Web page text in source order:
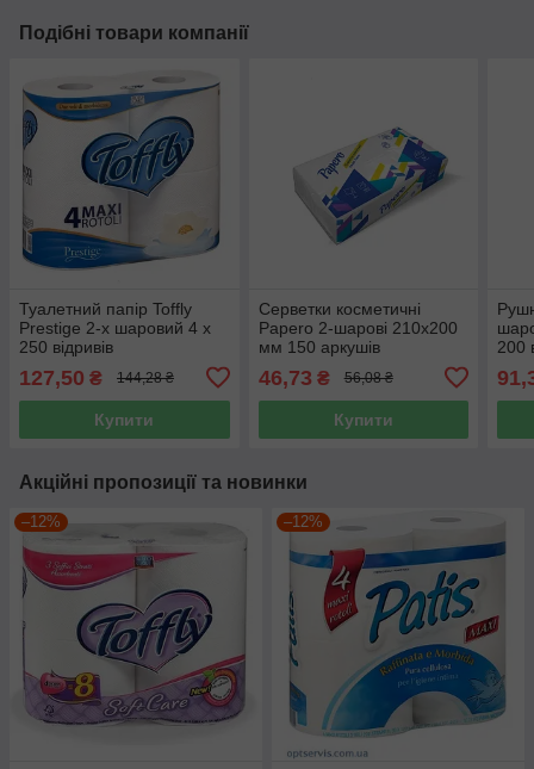
Подібні товари компанії
Туалетний папір Toffly
Prestige 2-х шаровий 4 х
250 відривів
127,50 ₴ 144,28 ₴
Купити
Серветки косметичні
Papero 2-шарові 210х200
мм 150 аркушів
46,73 ₴ 56,08 ₴
Купити
200
Акційні пропозиції та новинки
–12% –12%